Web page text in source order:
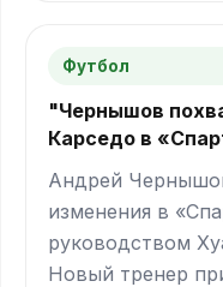
Футбол
"Чернышов
Карседо в
Андрей
изменения в
руководством
Новый тренер